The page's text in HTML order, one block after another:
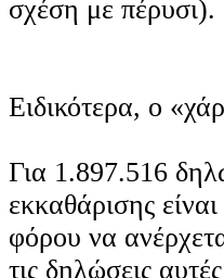
σχέση με πέρυσι).
Ειδικότερα, ο
Για 1.897.516
εκκαθάρισης
φόρου να
τις δηλώσεις